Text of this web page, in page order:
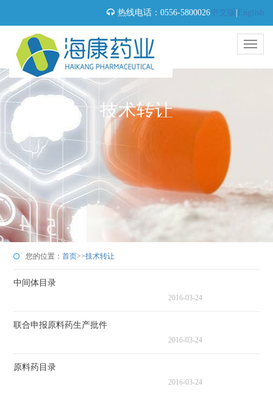
热线电话：0556-5800026中文版 English
技术转让
您的位置：首页>>技术转让
中间体目录
2016-03-24
联合申报原料药生产批件
2016-03-24
原料药目录
2016-03-24